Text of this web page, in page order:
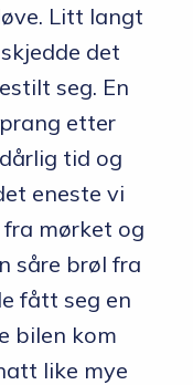
Litt langt
det
seg. En
etter
tid og
eneste vi
mørket og
såre brøl fra
fått seg en
bilen kom
like mye